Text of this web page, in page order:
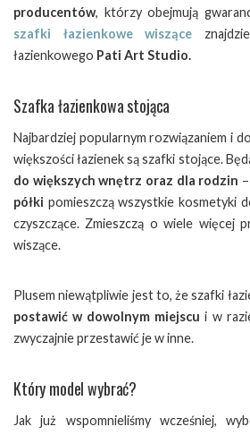
producentów, którzy obejmują
szafki łazienkowe wiszące
łazienkowego Pati Art Studio.
Szafka łazienkowa stojąca
Najbardziej popularnym rozwiązaniem i
większości łazienek są szafki stojące.
do większych wnętrz oraz dla rodzin
półki pomieszczą wszystkie kosmetyki
czyszczące. Zmieszczą o wiele więcej
wiszące.
Plusem niewątpliwie jest to, że szafki
postawić w dowolnym miejscu i w
zwyczajnie przestawić je w inne.
Który model wybrać?
Jak już wspomnieliśmy wcześniej,